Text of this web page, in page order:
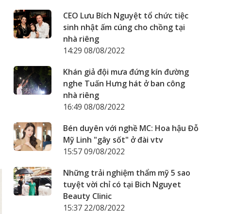
CEO Lưu Bích Nguyệt tổ chức tiệc
sinh nhật ấm cúng cho chồng tại
nhà riêng
14:29 08/08/2022
Khán giả đội mưa đứng kín đường
nghe Tuấn Hưng hát ở ban công
nhà riêng
16:49 08/08/2022
Bén duyên với nghề MC: Hoa hậu Đỗ
Mỹ Linh "gây sốt" ở đài vtv
15:57 09/08/2022
Những trải nghiệm thẩm mỹ 5 sao
tuyệt vời chỉ có tại Bich Nguyet
Beauty Clinic
15:37 22/08/2022